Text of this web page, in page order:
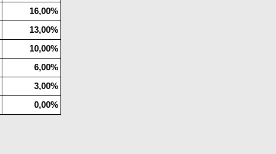
16,00%
13,00%
10,00%
6,00%
3,00%
0,00%